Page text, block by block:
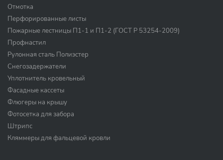
Отмотка
Перфорированные листы
Пожарные лестницы П1-1 и П1-2 (ГОСТ Р 53254-2009)
Профнастил
Рулонная сталь Полиэстер
Снегозадержатели
Уплотнитель кровельный
Фасадные кассеты
Флюгеры на крышу
Фотосетка для забора
Штрипс
Кляммеры для фальцевой кровли